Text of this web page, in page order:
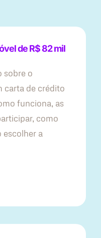
de R$ 82 mil
sobre o
carta de crédito
funciona, as
como
escolher a